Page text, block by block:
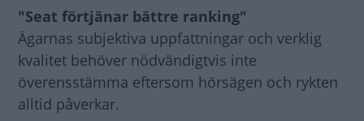
"Seat förtjänar bättre ranking"
Ägarnas subjektiva uppfattningar och verklig
kvalitet behöver nödvändigtvis inte
överensstämma eftersom hörsägen och rykten
alltid påverkar.